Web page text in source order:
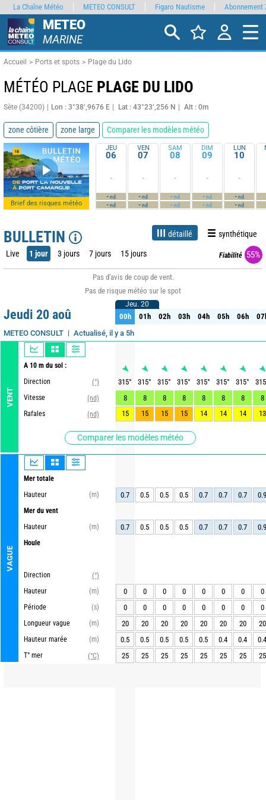
METEO
MARINE
Accueil Ports et spots Plage du Lido
MÉTÉO PLAGE PLAGE DU LIDO
Sète (34200) Lon : 3°38’,9676 E Lat : 43°23’,256 N Alt : 0m
zone côtière zone large Comparer les modèles météo
Brief des risques météo
JEU
06
-
-nd
-nd
VEN
07
-
-nd
-nd
SAM
08
-
-nd
-nd
DIM
09
-
-nd
-nd
LUN
10
-
-nd
-nd
BULLETIN détaillé synthétique
Live 1 jour 3 jours 7 jours 15 jours Fiabilité 55%
Pas d'avis de coup de vent.
Pas de risque météo sur le spot
Jeudi 20 aoû
METEO CONSULT Actualisé, il y a 5h
VENT
A 10 m du sol :
Direction
(°)
Vitesse
(nd)
Rafales
(nd)
Comparer les modèles météo
VAGUE
Mer totale
Hauteur
(m)
Mer du vent
Hauteur
(m)
Houle
Direction
(°)
Hauteur
(m)
Période
(s)
Longueur vague
(m)
Hauteur marée
(m)
T° mer
(°C)
Jeu. 20
00h 01h 02h 03h 04h 05h 06h
Jeu. 20
00h 01h 02h 03h 04h 05h 06h
315° 315° 315° 315° 315° 315° 315°
315
8
8 8 8 8 8 8
8
15
15 15 15 14 14 14 13
0.7 0.5 0.5 0.5 0.7 0.7 0.7 0.9
0.7 0.5 0.5 0.5 0.7 0.7 0.7 0.9
0 0 0 0 0 0 0
0
0
0 0 0 0 0 0
0
20
20 20 20 20 20 20
20
0.5
0.5 0.5 0.5 0.5 0.4 0.4
0.4
25
25 25 25 25 25 25 25
La Chaîne Météo METEO CONSULT Figaro Nautisme Abonnement